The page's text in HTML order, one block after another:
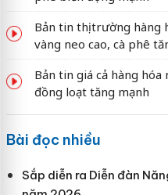
Bản tin thị trường hàng
vàng neo cao, cà phê
Bản tin giá cả hàng
đồng loạt tăng mạnh
Bài đọc nhiều
Sắp diễn ra Diễn đàn